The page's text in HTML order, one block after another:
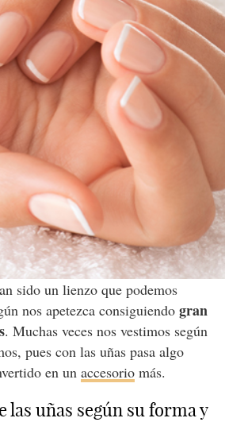
sido un lienzo que podemos
nos apetezca consiguiendo gran
. Muchas veces nos vestimos según
pues con las uñas pasa algo
en un accesoriomás.
las uñas según su forma y